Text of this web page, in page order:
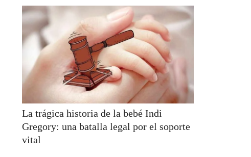
La trágica historia de la bebé Indi
Gregory: una batalla legal por el soporte
vital